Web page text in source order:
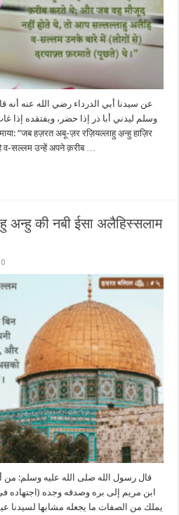
عن سيدنا أبي الدرداء رضي الله عنه أنه
“जब हज़रत अबू-ज़र रज़ियल्लाहु अ़न्हु हाज़िर
व-सल्लम उन्हें अपने क़रीब …
अन्हु की नबी ईसा अलैहिस्सलाम
0
قال رسول الله صلى الله عليه وسلم:
ابن مريم إلى بره وصدقه وجده (اجتهاده
يملك من الصفات ما يجعله مشابها لسيدنا